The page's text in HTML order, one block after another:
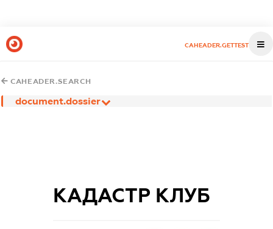
CAHEADER.GETTEST
CAHEADER.SEARCH
document.dossier
КАДАСТР КЛУБ